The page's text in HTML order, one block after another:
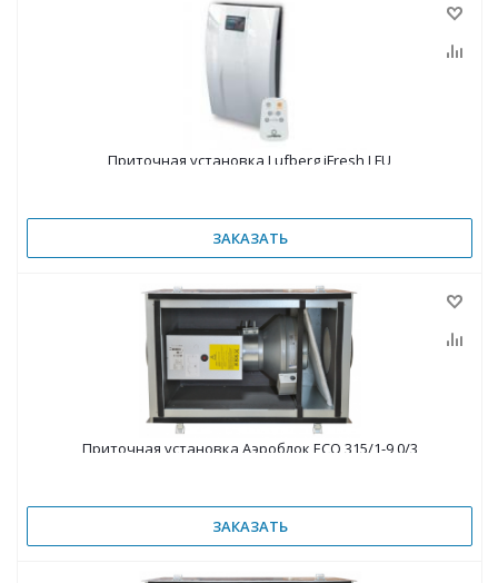
Приточная установка Lufberg iFresh LFU
ЗАКАЗАТЬ
Приточная установка Аэроблок ECO 315/1-9,0/3
ЗАКАЗАТЬ